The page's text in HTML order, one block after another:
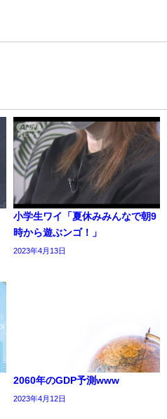
小学生ワイ「夏休みみんなで朝9
時から遊ぶンゴ！」
2023年4月13日
2060年のGDP予測www
2023年4月12日